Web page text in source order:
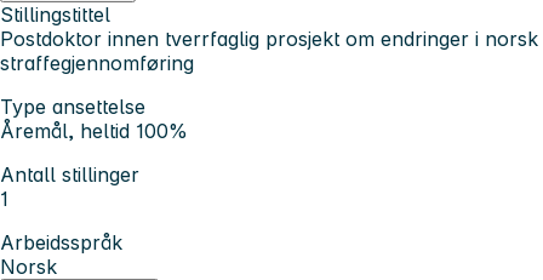
Stillingstittel
Postdoktor innen tverrfaglig prosjekt om endringer i norsk
straffegjennomføring
Type ansettelse
Åremål, heltid 100%
Antall stillinger
1
Arbeidsspråk
Norsk